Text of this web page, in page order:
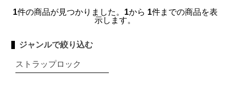
1件の商品が見つかりました。 1から 1件までの商品を表
示します。
ジャンルで絞り込む
ストラップロック